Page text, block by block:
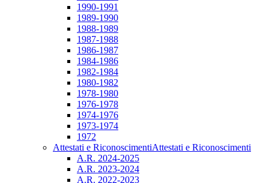
1990-1991
1989-1990
1988-1989
1987-1988
1986-1987
1984-1986
1982-1984
1980-1982
1978-1980
1976-1978
1974-1976
1973-1974
1972
Attestati e RiconoscimentiAttestati e Riconoscimenti
A.R. 2024-2025
A.R. 2023-2024
A.R. 2022-2023